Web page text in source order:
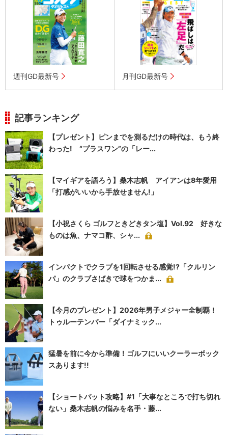
週刊GD最新号 月刊GD最新号
記事ランキング
【プレゼント】ピンまでを測るだけの時代は、もう終
わった! “プラスワン”の「レー...
【マイギアを語ろう】桑木志帆 アイアンは8年愛用
「打感がいいから手放せません!」
【小祝さくら ゴルフときどきタン塩】Vol.92 好きな
ものは魚、ナマコ酢、シャ...
インパクトでクラブを1回転させる感覚!?「クルリン
パ」のクラブさばきで球をつかま...
【今月のプレゼント】2026年男子メジャー全制覇！
トゥルーテンパー「ダイナミック...
猛暑を前に今から準備！ゴルフにいいクーラーボック
スあります!!
【ショートパット攻略】#1「大事なところで打ち切れ
ない」桑木志帆の悩みを名手・藤...